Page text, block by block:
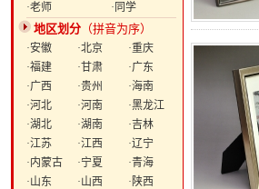
·老师
·同学
地区划分 （拼音为序）
·安徽 ·北京
·重庆
·福建
·甘肃
·广东
·广西
·贵州
·海南
·河北
·河南
·黑龙江
·湖北
·湖南
·吉林
·江苏
·江西
·辽宁
·内蒙古
·宁夏
·青海
·山东
·山西
·陕西